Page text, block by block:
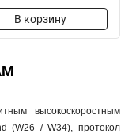
В корзину
высокоскоростным
(W26 / W34), протокол